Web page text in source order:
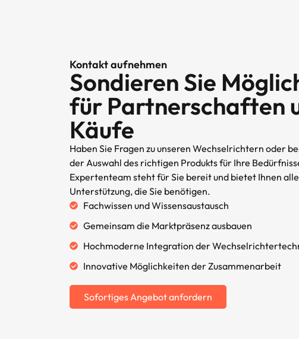
Kontakt aufnehmen
Sondieren Sie
für Partnerschaften
Käufe
Haben Sie Fragen zu unseren Wechselrichtern oder
der Auswahl des richtigen Produkts für Ihre
Expertenteam steht für Sie bereit und bietet Ihnen
Unterstützung, die Sie benötigen.
Fachwissen und Wissensaustausch
Gemeinsam die Marktpräsenz ausbauen
Hochmoderne Integration der
Innovative Möglichkeiten der Zusammenarbeit
Sofortiges Angebot anfordern